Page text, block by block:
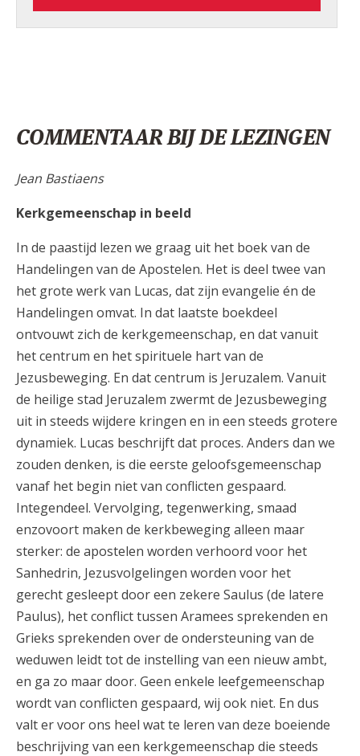
COMMENTAAR BIJ DE LEZINGEN
Jean Bastiaens
Kerkgemeenschap in beeld
In de paastijd lezen we graag uit het boek van de
Handelingen van de Apostelen. Het is deel twee van
het grote werk van Lucas, dat zijn evangelie én de
Handelingen omvat. In dat laatste boekdeel
ontvouwt zich de kerkgemeenschap, en dat vanuit
het centrum en het spirituele hart van de
Jezusbeweging. En dat centrum is Jeruzalem. Vanuit
de heilige stad Jeruzalem zwermt de Jezusbeweging
uit in steeds wijdere kringen en in een steeds grotere
dynamiek. Lucas beschrijft dat proces. Anders dan we
zouden denken, is die eerste geloofsgemeenschap
vanaf het begin niet van conflicten gespaard.
Integendeel. Vervolging, tegenwerking, smaad
enzovoort maken de kerkbeweging alleen maar
sterker: de apostelen worden verhoord voor het
Sanhedrin, Jezusvolgelingen worden voor het
gerecht gesleept door een zekere Saulus (de latere
Paulus), het conflict tussen Aramees sprekenden en
Grieks sprekenden over de ondersteuning van de
weduwen leidt tot de instelling van een nieuw ambt,
en ga zo maar door. Geen enkele leefgemeenschap
wordt van conflicten gespaard, wij ook niet. En dus
valt er voor ons heel wat te leren van deze boeiende
beschrijving van een kerkgemeenschap die steeds